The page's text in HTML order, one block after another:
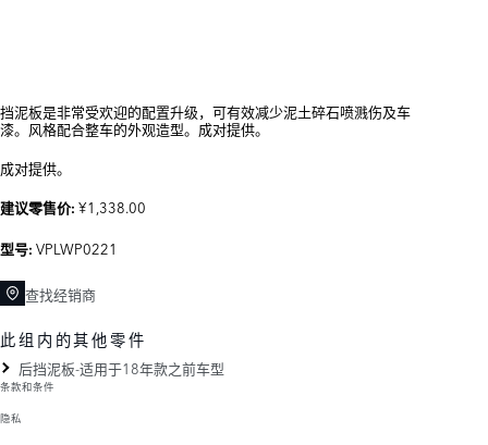
挡泥板是非常受欢迎的配置升级，可有效减少泥土碎石喷溅伤及车
漆。风格配合整车的外观造型。成对提供。
成对提供。
建议零售价: ¥1,338.00
型号: VPLWP0221
查找经销商
此组内的其他零件
后挡泥板-适用于18年款之前车型
条款和条件
隐私